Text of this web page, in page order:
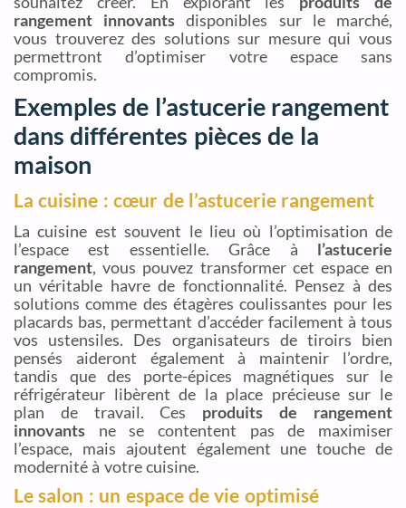
rangement innovants disponibles sur le marché,
vous trouverez des solutions sur mesure qui vous
permettront d’optimiser votre espace sans
compromis.
Exemples de l’astucerie rangement
dans différentes pièces de la
maison
La cuisine : cœur de l’astucerie rangement
La cuisine est souvent le lieu où l’optimisation de
l’espace est essentielle. Grâce à l’astucerie
rangement, vous pouvez transformer cet espace en
un véritable havre de fonctionnalité. Pensez à des
solutions comme des étagères coulissantes pour les
placards bas, permettant d’accéder facilement à tous
vos ustensiles. Des organisateurs de tiroirs bien
pensés aideront également à maintenir l’ordre,
tandis que des porte-épices magnétiques sur le
réfrigérateur libèrent de la place précieuse sur le
plan de travail. Ces produits de rangement
innovants ne se contentent pas de maximiser
l’espace, mais ajoutent également une touche de
modernité à votre cuisine.
Le salon : un espace de vie optimisé